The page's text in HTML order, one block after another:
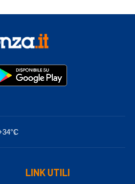
LINK UTILI